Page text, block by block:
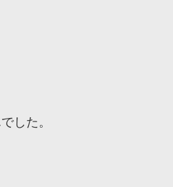
した。